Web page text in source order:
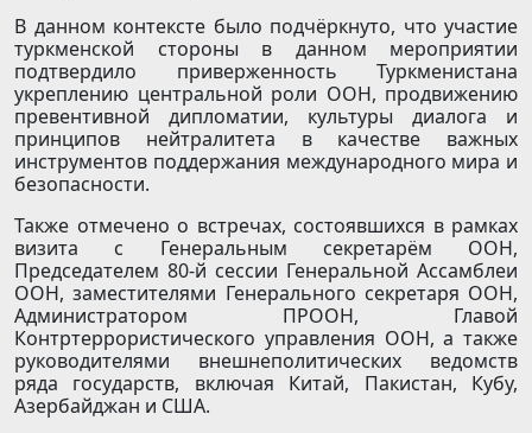
В данном контексте было подчёркнуто, что участие
туркменской стороны в данном мероприятии
подтвердило приверженность Туркменистана
укреплению центральной роли ООН, продвижению
превентивной дипломатии, культуры диалога и
принципов нейтралитета в качестве важных
инструментов поддержания международного мира и
безопасности.
Также отмечено о встречах, состоявшихся в рамках
визита с Генеральным секретарём ООН,
Председателем 80-й сессии Генеральной Ассамблеи
ООН, заместителями Генерального секретаря ООН,
Администратором ПРООН, Главой
Контртеррористического управления ООН, а также
руководителями внешнеполитических ведомств
ряда государств, включая Китай, Пакистан, Кубу,
Азербайджан и США.